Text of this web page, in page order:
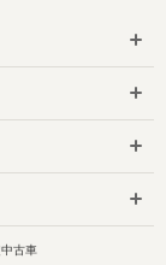
古車